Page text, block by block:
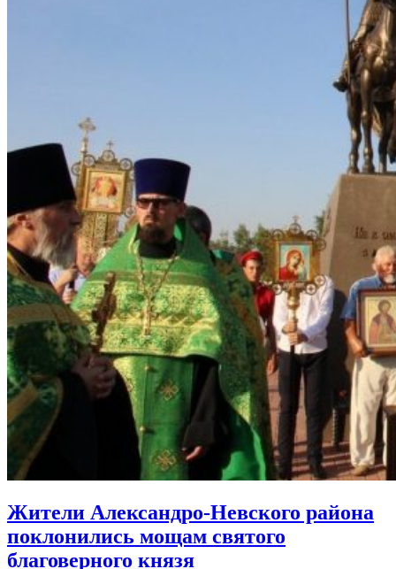
Жители Александро-Невского района
поклонились мощам святого
благоверного князя